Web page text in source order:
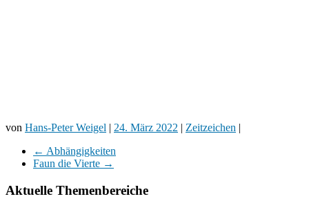
von Hans-Peter Weigel | 24. März 2022 | Zeitzeichen |
← Abhängigkeiten
Faun die Vierte →
Aktuelle Themenbereiche